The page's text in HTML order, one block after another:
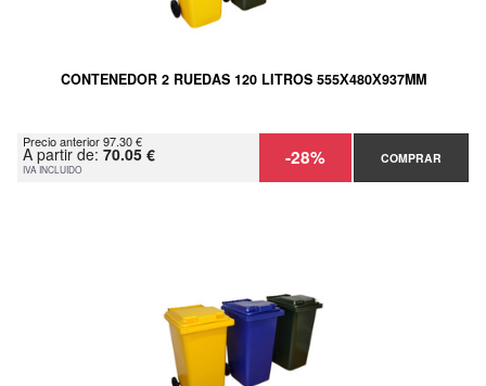
CONTENEDOR 2 RUEDAS 120 LITROS 555Х480Х937MM
Precio anterior 97.30 €
A partir de: 70.05 €
IVA INCLUIDO -28% COMPRAR